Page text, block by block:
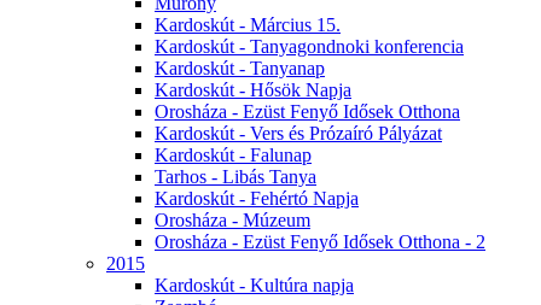
Kardoskút - Március 15.
Kardoskút - Tanyagondnoki konferencia
Kardoskút - Tanyanap
Kardoskút - Hősök Napja
Orosháza - Ezüst Fenyő Idősek Otthona
Kardoskút - Vers és Prózaíró Pályázat
Kardoskút - Falunap
Tarhos - Libás Tanya
Kardoskút - Fehértó Napja
Orosháza - Múzeum
Orosháza - Ezüst Fenyő Idősek Otthona - 2
2015
Kardoskút - Kultúra napja